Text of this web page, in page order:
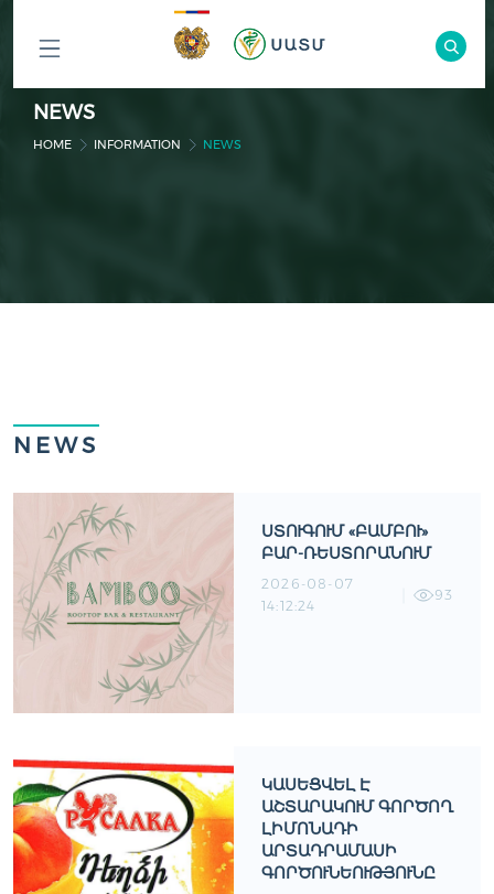
ԲՈԼՈՐ
ԲԱԺԻՆՆԵՐԸ
NEWS
HOME INFORMATION NEWS
NEWS
ՍՏՈՒԳՈՒՄ «ԲԱՄԲՈՒ»
ԲԱՐ-ՌԵՍՏՈՐԱՆՈՒՄ
2026-08-07
14:12:24
93
ԿԱՍԵՑՎԵԼ Է
ԱՇՏԱՐԱԿՈՒՄ ԳՈՐԾՈՂ
ԼԻՄՈՆԱԴԻ
ԱՐՏԱԴՐԱՄԱՍԻ
ԳՈՐԾՈՒՆԵՈՒԹՅՈՒՆԸ